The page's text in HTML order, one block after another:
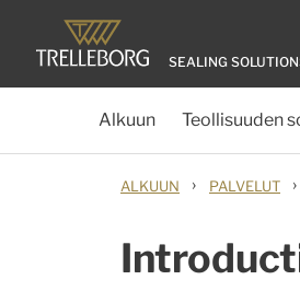
SEALING
Alkuun Teollisuuden
ALKUUN › PALVELUT ›